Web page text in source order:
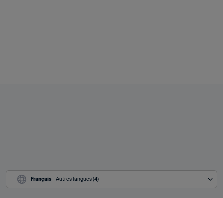
Français - Autres langues (4)